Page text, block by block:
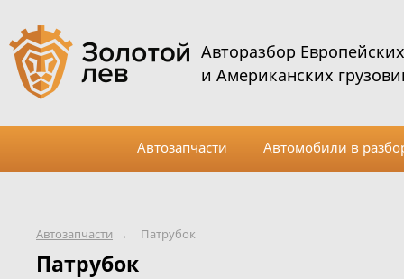
Автозапчасти ← Патрубок
Патрубок
Авторазбор Европейских
и Американских
Автозапчасти Автомобили в